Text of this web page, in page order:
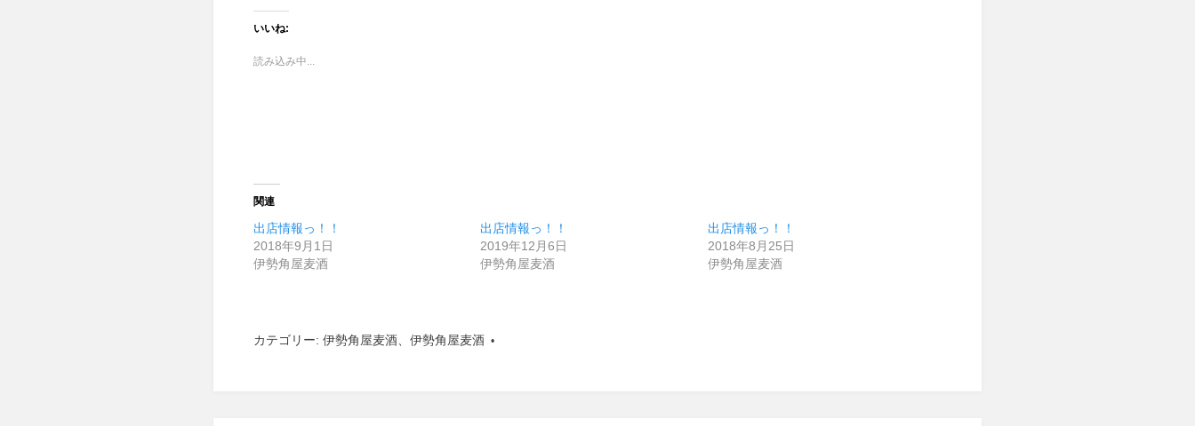
いいね:
読み込み中...
関連
出店情報っ！！
2018年9月1日
伊勢角屋麦酒
出店情報っ！！
2019年12月6日
伊勢角屋麦酒
出店情報っ！！
2018年8月25日
伊勢角屋麦酒
カテゴリー: 伊勢角屋麦酒 伊勢角屋麦酒